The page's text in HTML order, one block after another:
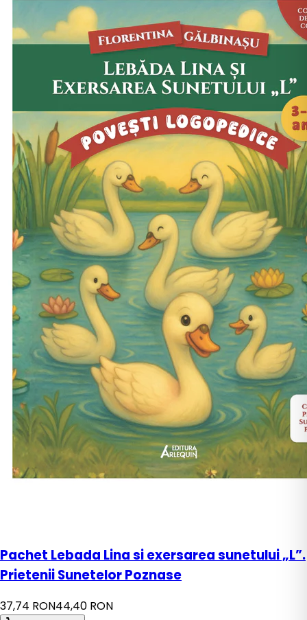
Pachet Lebada Lina si exersarea sunetului „L”.
Prietenii Sunetelor Poznase
37,74 RON44,40 RON